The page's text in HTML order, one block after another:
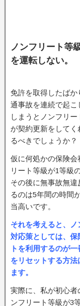
ノンフリート等
を運転しない。
免許を取得したば
通事故を連続で起こ
しまうとノンフリ
が契約更新をして
るべきでしょうか？
仮に何処かの保険
リート等級が1等級
その後に無事故無
るのは5年間の時間
当高いです。
それを考えると、
対応策としては、
トを利用するのが
をリセットする方
ます。
実際に、私が初心者
ンフリート等級が3